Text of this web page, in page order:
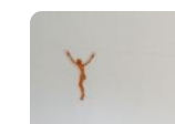
Image